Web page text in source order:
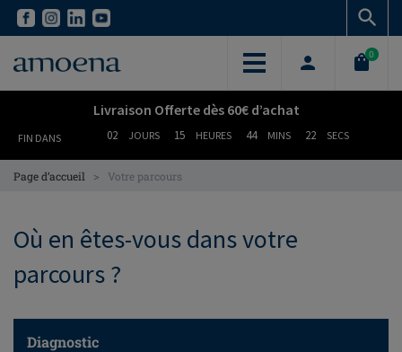
Skip
content
Skip
content
0
Livraison Offerte dès 60€ d’achat
FIN DANS 02 JOURS 15 HEURES 44 MINS 22 SECS
Page d’accueil > Votre parcours
Où en êtes-vous dans votre
parcours ?
Diagnostic